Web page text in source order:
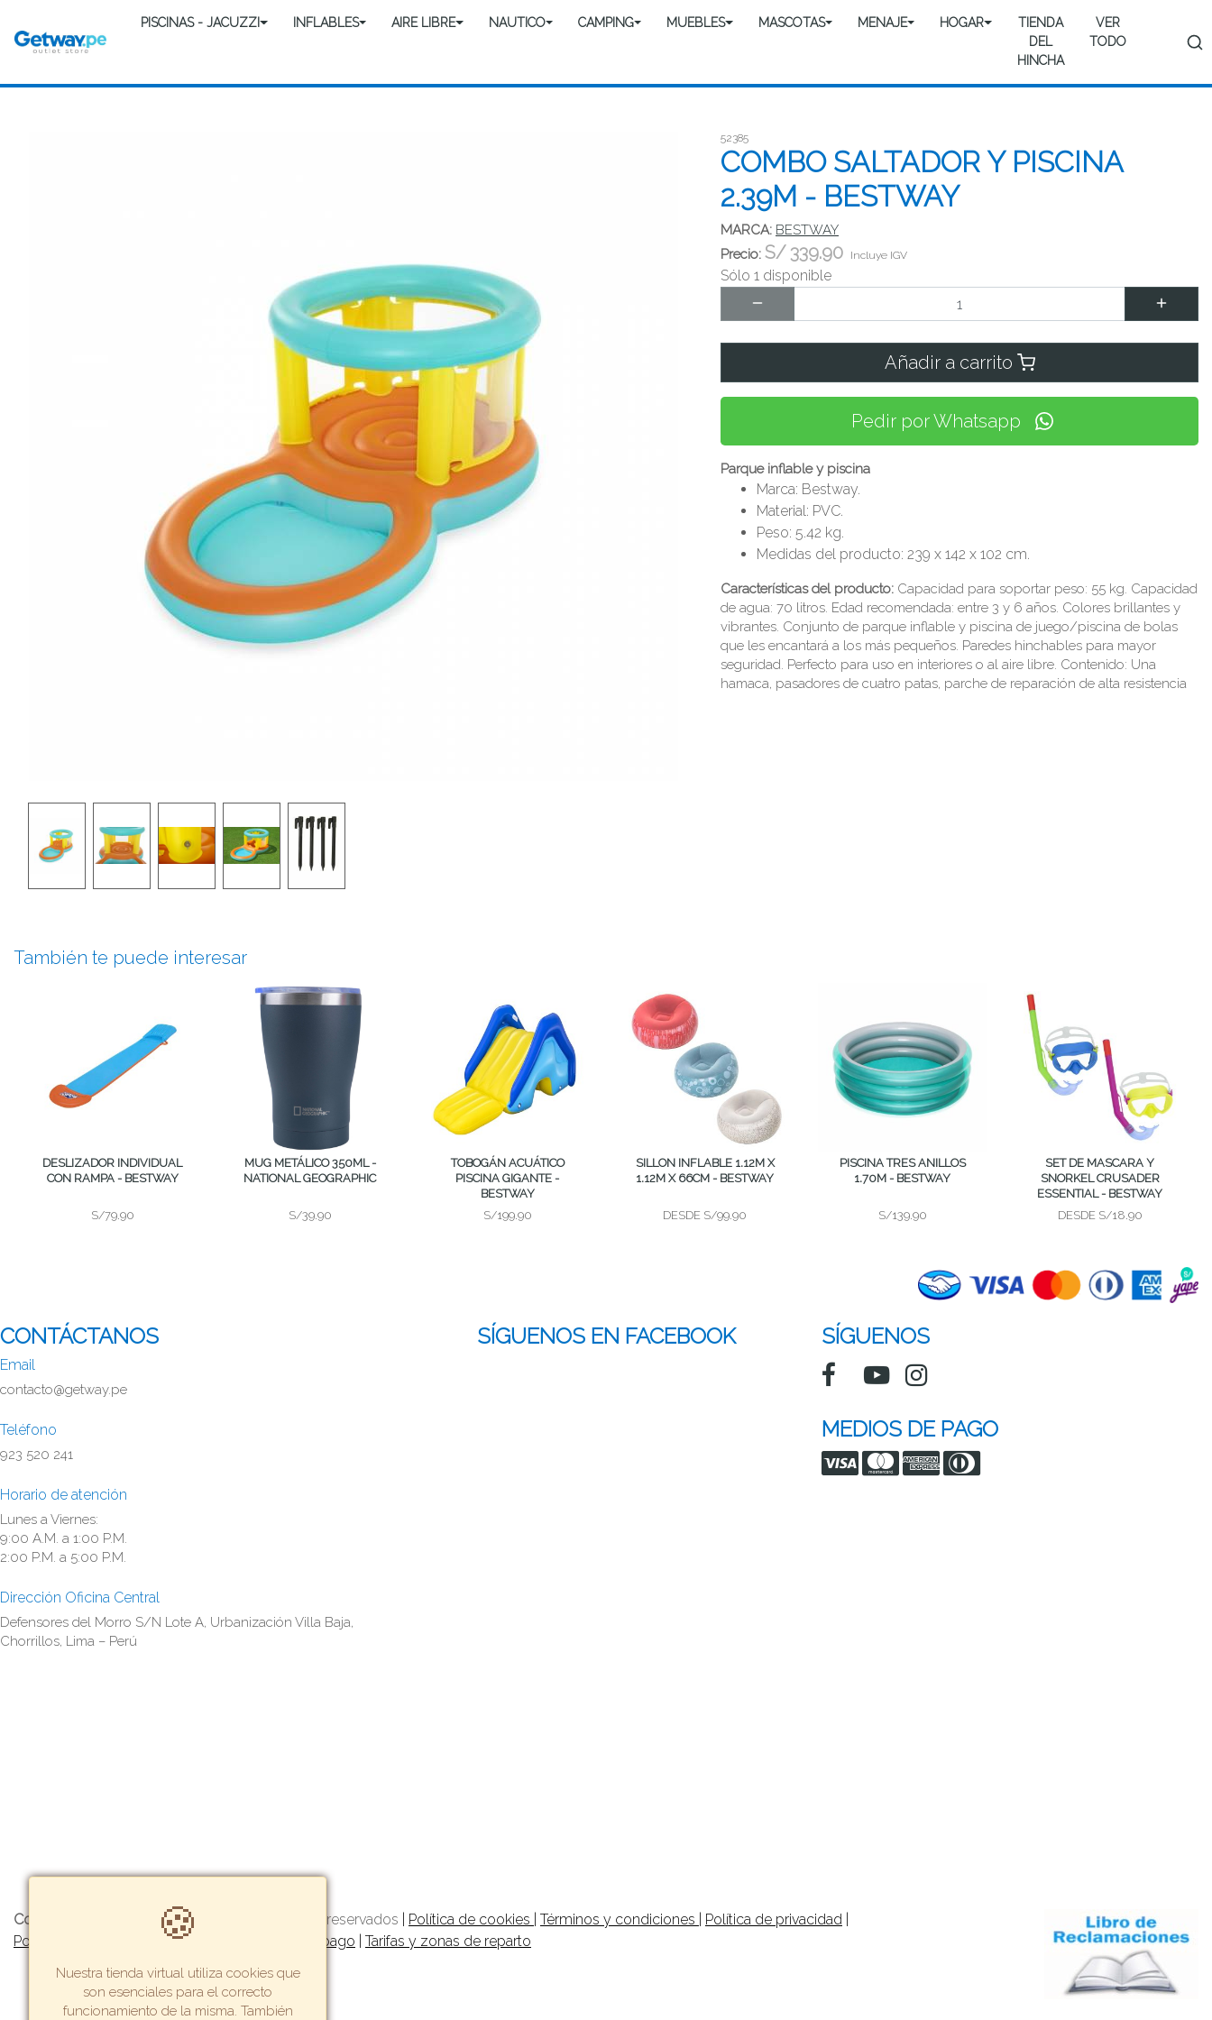
PISCINAS - JACUZZI INFLABLES AIRE LIBRE NAUTICO CAMPING MUEBLES MASCOTAS MENAJE HOGAR
TIENDA
DEL
HINCHA
VER
TODO
52385
COMBO SALTADOR Y PISCINA
2.39M - BESTWAY
MARCA: BESTWAY
Precio: S/ 339.90 Incluye IGV
Sólo 1 disponible
Añadir a carrito
Pedir por Whatsapp
Parque inflable y piscina
Marca: Bestway.
Material: PVC.
Peso: 5.42 kg.
Medidas del producto: 239 x 142 x 102 cm.
Características del producto: Capacidad para soportar peso: 55 kg. Capacidad
de agua: 70 litros. Edad recomendada: entre 3 y 6 años. Colores brillantes y
vibrantes. Conjunto de parque inflable y piscina de juego/piscina de bolas
que les encantará a los más pequeños. Paredes hinchables para mayor
seguridad. Perfecto para uso en interiores o al aire libre. Contenido: Una
hamaca, pasadores de cuatro patas, parche de reparación de alta resistencia
También te puede interesar
DESLIZADOR INDIVIDUAL
CON RAMPA - BESTWAY
S/79.90
MUG METÁLICO 350ML -
NATIONAL GEOGRAPHIC
S/39.90
TOBOGÁN ACUÁTICO
PISCINA GIGANTE -
BESTWAY
S/199.90
SILLON INFLABLE 1.12M X
1.12M X 66CM - BESTWAY
DESDE S/99.90
PISCINA TRES ANILLOS
1.70M - BESTWAY
S/139.90
SET DE MASCARA Y
SNORKEL CRUSADER
ESSENTIAL - BESTWAY
DESDE S/18.90
CONTÁCTANOS
Email
contacto@getway.pe
Teléfono
923 520 241
Horario de atención
Lunes a Viernes:
9:00 A.M. a 1:00 P.M.
2:00 P.M. a 5:00 P.M.
Dirección Oficina Central
Defensores del Morro S/N Lote A, Urbanización Villa Baja,
Chorrillos, Lima – Perú
SÍGUENOS EN FACEBOOK SÍGUENOS
MEDIOS DE PAGO
Copyright© 2022 Getway- Todos los derechos reservados Política de cookies Términos y condiciones Política de privacidad
Política de garantía y devoluciones
Formas de pago Tarifas y zonas de reparto
🍪
Nuestra tienda virtual utiliza cookies que
son esenciales para el correcto
funcionamiento de la misma. También